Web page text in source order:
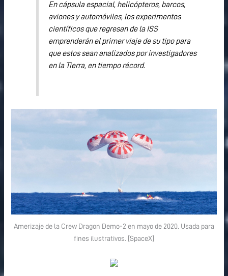
En cápsula espacial, helicópteros, barcos,
aviones y automóviles, los experimentos
científicos que regresan de la ISS
emprenderán el primer viaje de su tipo para
que estos sean analizados por investigadores
en la Tierra, en tiempo récord.
Amerizaje de la Crew Dragon Demo-2 en mayo de 2020. Usada para
fines ilustrativos. [SpaceX]